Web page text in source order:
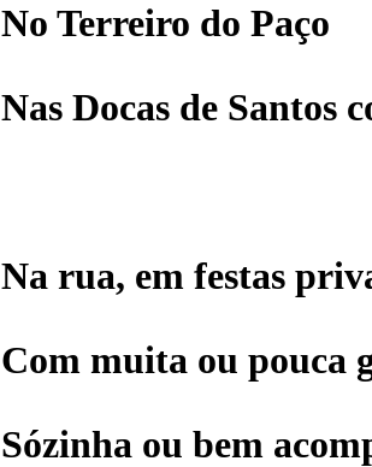
No Terreiro do Paço
Nas Docas de Santos
Na rua, em festas
Com muita ou pouca
Sózinha ou bem